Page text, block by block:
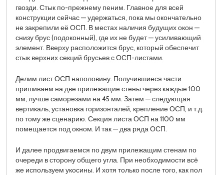
гвозди. Стык по-прежнему пеним. Главное для всей
конструкции сейчас — удержаться, пока мы окончательно
не закрепили её ОСП. В местах наличия будущих окон —
снизу брус (подоконный), где их не будет — усиливающий
элемент. Вверху расположится брус, который обеспечит
стык верхних секций брусьев с ОСП-листами.
Делим лист ОСП наполовину. Получившиеся части
пришиваем на две прилежащие стены через каждые 100
мм, лучше саморезами на 45 мм. Затем — следующая
вертикаль, установка горизонталей, крепление ОСП, и т.д.
по тому же сценарию. Секция листа ОСП на 1100 мм
помещается под окном. И так — два ряда ОСП.
И далее продвигаемся по двум прилежащим стенам по
очереди в сторону общего угла. При необходимости всё
же используем укосины. И хотя только после того, как пол